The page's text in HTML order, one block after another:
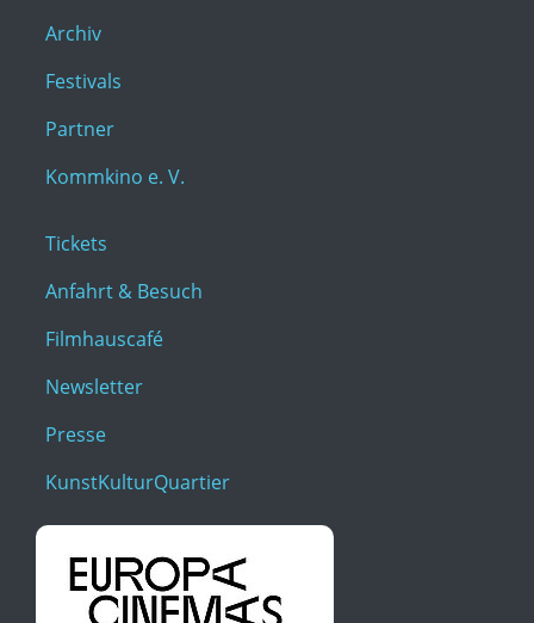
Archiv
Festivals
Partner
Kommkino e. V.
Tickets
Anfahrt & Besuch
Filmhauscafé
Newsletter
Presse
KunstKulturQuartier